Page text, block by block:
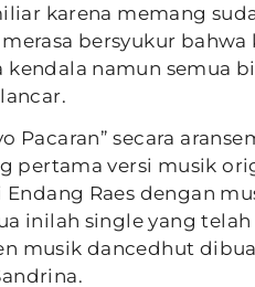
karena memang
bersyukur
kendala namun semua
Pacaran” secara
pertama versi musik
Endang Raes dengan
inilah single yang
musik dancedhut